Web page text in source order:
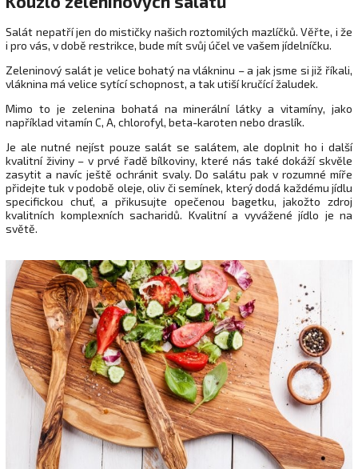
Salát nepatří jen do mističky našich roztomilých mazlíčků. Věřte, i že
i pro vás, v době restrikce, bude mít svůj účel ve vašem jídelníčku.
Zeleninový salát je velice bohatý na vlákninu – a jak jsme si již říkali,
vláknina má velice sytící schopnost, a tak utiší kručící žaludek.
Mimo to je zelenina bohatá na minerální látky a vitamíny, jako
například vitamín C, A, chlorofyl, beta-karoten nebo draslík.
Je ale nutné nejíst pouze salát se salátem, ale doplnit ho i další
kvalitní živiny – v prvé řadě bílkoviny, které nás také dokáží skvěle
zasytit a navíc ještě ochránit svaly. Do salátu pak v rozumné míře
přidejte tuk v podobě oleje, oliv či semínek, který dodá každému jídlu
specifickou chuť, a přikusujte opečenou bagetku, jakožto zdroj
kvalitních komplexních sacharidů. Kvalitní a vyvážené jídlo je na
světě.